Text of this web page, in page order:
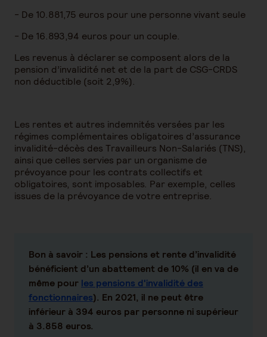
- De 10.881,75 euros pour une personne vivant seule
- De 16.893,94 euros pour un couple.
Les revenus à déclarer se composent alors de la
pension d’invalidité net et de la part de CSG-CRDS
non déductible (soit 2,9%).
Les rentes et autres indemnités versées par les
régimes complémentaires obligatoires d’assurance
invalidité-décès des Travailleurs Non-Salariés (TNS),
ainsi que celles servies par un organisme de
prévoyance pour les contrats collectifs et
obligatoires, sont imposables. Par exemple, celles
issues de la prévoyance de votre entreprise.
Bon à savoir : Les pensions et rente d’invalidité
bénéficient d’un abattement de 10% (il en va de
même pour les pensions d'invalidité des
fonctionnaires). En 2021, il ne peut être
inférieur à 394 euros par personne ni supérieur
à 3.858 euros.